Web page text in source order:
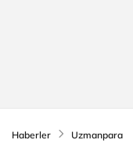
Haberler Uzmanpara